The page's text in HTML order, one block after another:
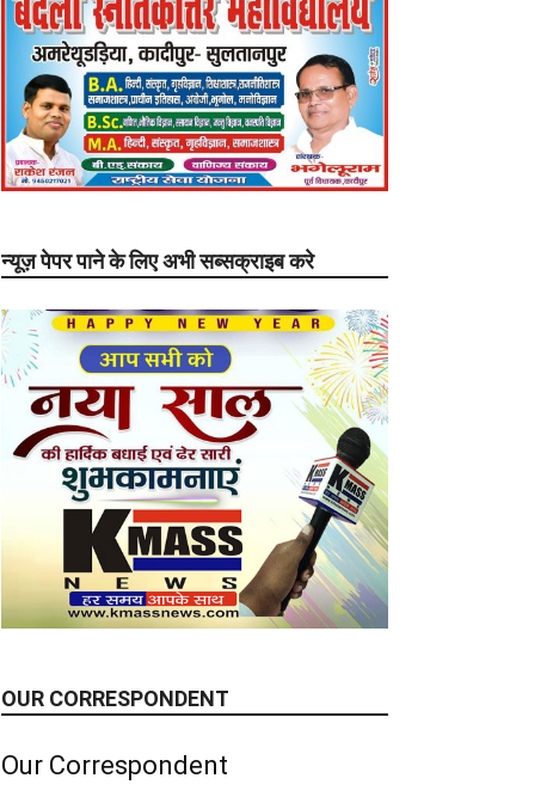
न्यूज़ पेपर पाने के लिए अभी सब्सक्राइब करे
OUR CORRESPONDENT
Our Correspondent